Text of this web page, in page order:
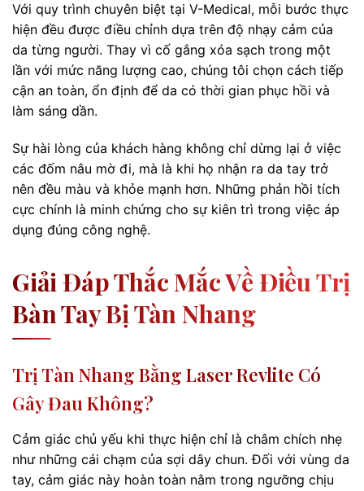
Với quy trình chuyên biệt tại V-Medical, mỗi bước thực
hiện đều được điều chỉnh dựa trên độ nhạy cảm của
da từng người. Thay vì cố gắng xóa sạch trong một
lần với mức năng lượng cao, chúng tôi chọn cách tiếp
cận an toàn, ổn định để da có thời gian phục hồi và
làm sáng dần.
Sự hài lòng của khách hàng không chỉ dừng lại ở việc
các đốm nâu mờ đi, mà là khi họ nhận ra da tay trở
nên đều màu và khỏe mạnh hơn. Những phản hồi tích
cực chính là minh chứng cho sự kiên trì trong việc áp
dụng đúng công nghệ.
Giải Đáp Thắc Mắc Về Điều Trị
Bàn Tay Bị Tàn Nhang
Trị Tàn Nhang Bằng Laser Revlite Có
Gây Đau Không?
Cảm giác chủ yếu khi thực hiện chỉ là châm chích nhẹ
như những cái chạm của sợi dây chun. Đối với vùng da
tay, cảm giác này hoàn toàn nằm trong ngưỡng chịu